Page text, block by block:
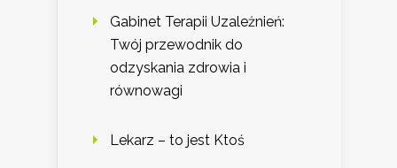
Gabinet Terapii Uzależnień:
Twój przewodnik do
odzyskania zdrowia i
równowagi
Lekarz – to jest Ktoś